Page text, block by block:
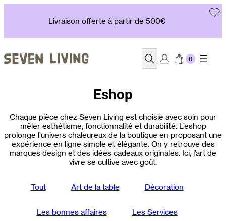
Livraison offerte à partir de 500€
Recherche
Eshop
Chaque pièce chez Seven Living est choisie avec soin pour
mêler esthétisme, fonctionnalité et durabilité. L’eshop
prolonge l’univers chaleureux de la boutique en proposant une
expérience en ligne simple et élégante. On y retrouve des
marques design et des idées cadeaux originales. Ici, l’art de
vivre se cultive avec goût.
Tout Art de la table Décoration
Les bonnes affaires Les Services